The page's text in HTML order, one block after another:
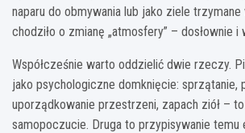
naparu do obmywania lub jako ziele
chodziło o zmianę „atmosfery” – dosłownie i
Współcześnie warto oddzielić dwie rzeczy.
jako psychologiczne domknięcie: sprzątanie,
uporządkowanie przestrzeni, zapach ziół – to
samopoczucie. Druga to przypisywanie temu